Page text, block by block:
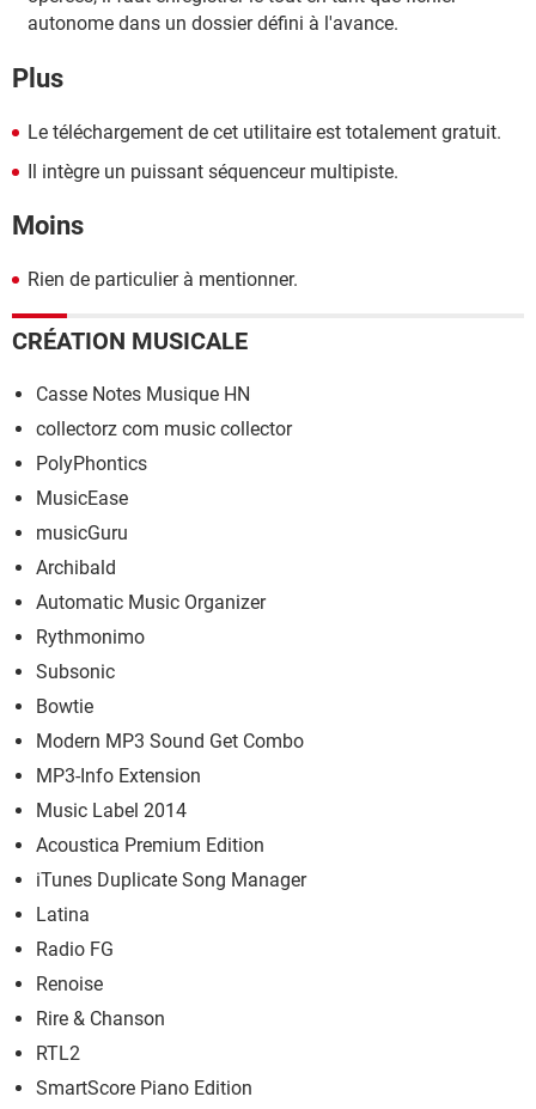
autonome dans un dossier défini à l'avance.
Plus
Le téléchargement de cet utilitaire est totalement gratuit.
Il intègre un puissant séquenceur multipiste.
Moins
Rien de particulier à mentionner.
CRÉATION MUSICALE
Casse Notes Musique HN
collectorz com music collector
PolyPhontics
MusicEase
musicGuru
Archibald
Automatic Music Organizer
Rythmonimo
Subsonic
Bowtie
Modern MP3 Sound Get Combo
MP3-Info Extension
Music Label 2014
Acoustica Premium Edition
iTunes Duplicate Song Manager
Latina
Radio FG
Renoise
Rire & Chanson
RTL2
SmartScore Piano Edition